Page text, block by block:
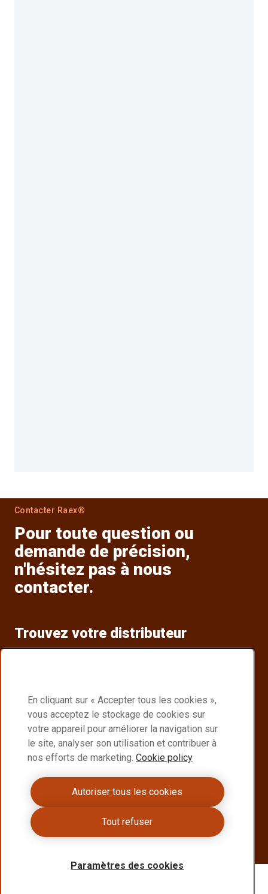
Contacter Raex®
Pour toute question ou
demande de précision,
n'hésitez pas à nous
contacter.
Trouvez votre distributeur
Become a Raex® distributor
Join a global network delivering high performance
Raex® steel
Nous contacter
Vous souhaitez en savoir plus sur Raex® ?
En cliquant sur « Accepter tous les cookies »,
vous acceptez le stockage de cookies sur
votre appareil pour améliorer la navigation sur
le site, analyser son utilisation et contribuer à
nos efforts de marketing. Cookie policy
Autoriser tous les cookies
Tout refuser
Paramètres des cookies